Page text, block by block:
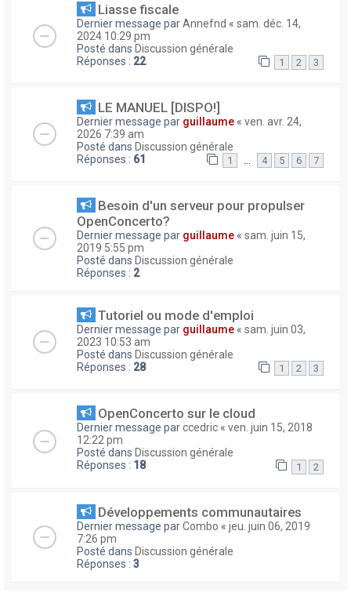
Liasse fiscale
Dernier message parAnnefnd « sam. déc. 14,
2024 10:29 pm
Posté dans Discussion générale
Réponses : 22 1 2 3
LE MANUEL [DISPO!]
Dernier message par guillaume « ven. avr. 24,
2026 7:39 am
Posté dans Discussion générale
Réponses : 61 1 … 4 5 6 7
Besoin d'un serveur pour propulser
OpenConcerto?
Dernier message par guillaume « sam. juin 15,
2019 5:55 pm
Posté dans Discussion générale
Réponses : 2
Tutoriel ou mode d'emploi
Dernier message par guillaume « sam. juin 03,
2023 10:53 am
Posté dans Discussion générale
Réponses : 28 1 2 3
OpenConcerto sur le cloud
Dernier message parccedric « ven. juin 15, 2018
12:22 pm
Posté dans Discussion générale
Réponses : 18 1 2
Développements communautaires
Dernier message parCombo « jeu. juin 06, 2019
7:26 pm
Posté dans Discussion générale
Réponses : 3